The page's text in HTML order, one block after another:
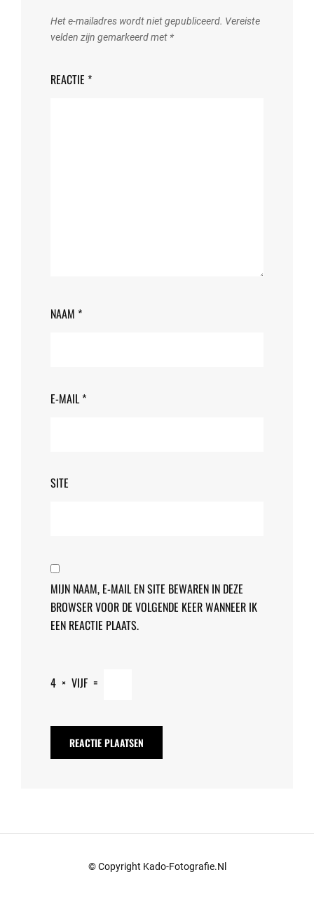
Het e-mailadres wordt niet gepubliceerd. Vereiste
velden zijn gemarkeerd met *
REACTIE *
NAAM *
E-MAIL *
SITE
MIJN NAAM, E-MAIL EN SITE BEWAREN IN DEZE
BROWSER VOOR DE VOLGENDE KEER WANNEER IK
EEN REACTIE PLAATS.
4 × VIJF =
© Copyright Kado-Fotografie.nl